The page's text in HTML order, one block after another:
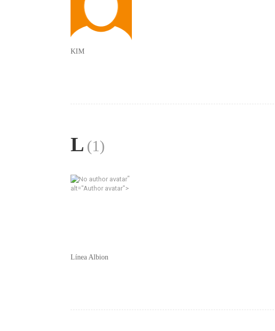
KIM
L (1)
"
alt="Author avatar">
Línea Albion